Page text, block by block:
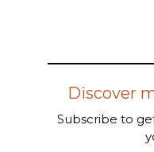
Discover
Subscribe to